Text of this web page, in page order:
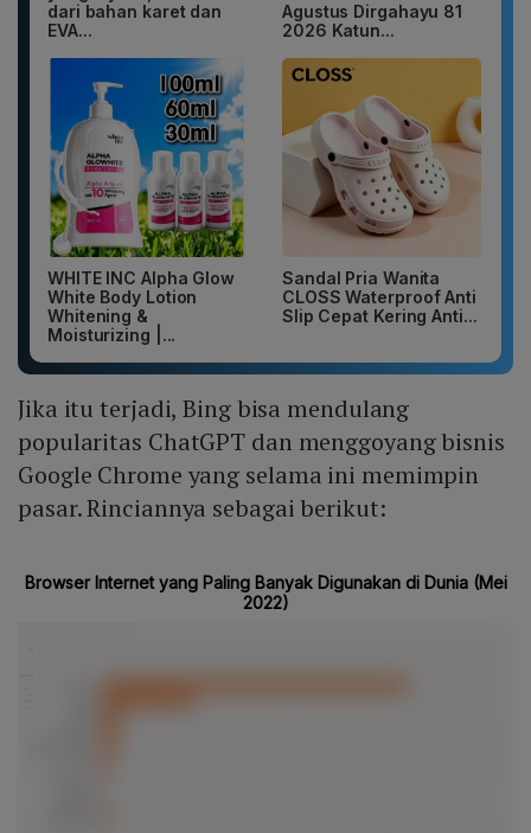
dari bahan karet dan
EVA...
Agustus Dirgahayu 81
2026 Katun...
WHITE INC Alpha Glow
White Body Lotion
Whitening &
Moisturizing |...
Sandal Pria Wanita
CLOSS Waterproof Anti
Slip Cepat Kering Anti...
Jika itu terjadi, Bing bisa mendulang
popularitas ChatGPT dan menggoyang bisnis
Google Chrome yang selama ini memimpin
pasar. Rinciannya sebagai berikut: